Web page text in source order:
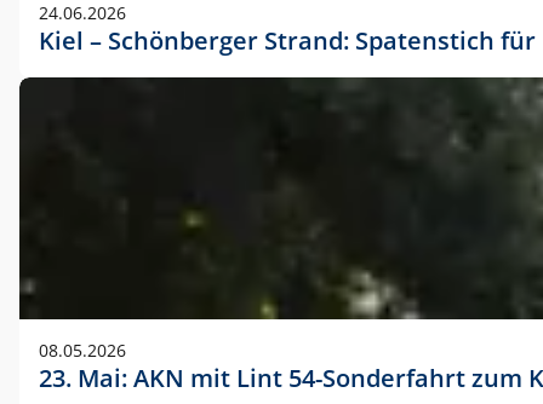
24.06.2026
Kiel – Schönberger Strand: Spatenstich
08.05.2026
23. Mai: AKN mit Lint 54-Sonderfahrt